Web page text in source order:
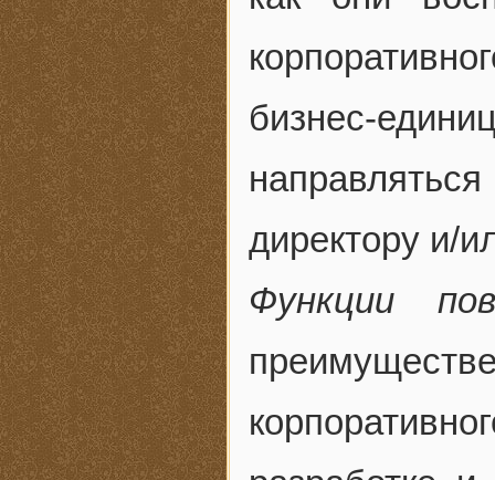
бизнес-
директору и/
Функции